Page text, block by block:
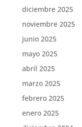
diciembre 2025
noviembre 2025
junio 2025
mayo 2025
abril 2025
marzo 2025
febrero 2025
enero 2025